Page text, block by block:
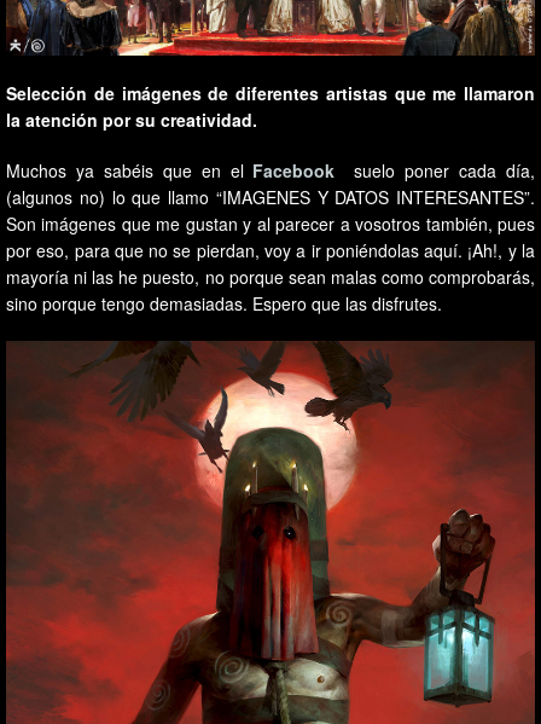
Selección de imágenes de diferentes artistas que me llamaron
la atención por su creatividad.
Muchos ya sabéis que en el Facebook suelo poner cada día,
(algunos no) lo que llamo “IMAGENES Y DATOS INTERESANTES”.
Son imágenes que me gustan y al parecer a vosotros también, pues
por eso, para que no se pierdan, voy a ir poniéndolas aquí. ¡Ah!, y la
mayoría ni las he puesto, no porque sean malas como comprobarás,
sino porque tengo demasiadas. Espero que las disfrutes.